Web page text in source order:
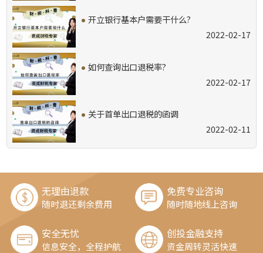
·开立银行基本户需要干什么?
2022-02-17
·如何查询出口退税率?
2022-02-17
·关于首单出口退税的函调
2022-02-11
无理由退款
随时退还剩余费用
免费专业咨询
随时随地线上咨询
安全无忧
信息安全，全程护航
创投金融支持
资金周转灵活快速